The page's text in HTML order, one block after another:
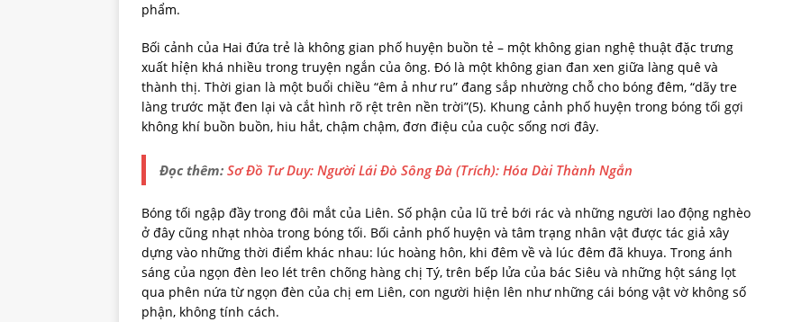
phẩm.
Bối cảnh của Hai đứa trẻ là không gian phố huyện buồn tẻ – một không gian nghệ thuật đặc trưng
xuất hỉện khá nhiều trong truyện ngắn của ông. Đó là một không gian đan xen giữa làng quê và
thành thị. Thời gian là một buổi chiều “êm ả như ru” đang sắp nhường chỗ cho bóng đêm, “dãy tre
làng trước mặt đen lại và cắt hình rõ rệt trên nền trời”(5). Khung cảnh phố huyện trong bóng tối gợi
không khí buồn buồn, hiu hắt, chậm chậm, đơn điệu của cuộc sống nơi đây.
Đọc thêm: Sơ Đồ Tư Duy: Người Lái Đò Sông Đà (Trích): Hóa Dài Thành Ngắn
Bóng tối ngập đầy trong đôi mắt của Liên. Số phận của lũ trẻ bới rác và những người lao động nghèo
ở đây cũng nhạt nhòa trong bóng tối. Bối cảnh phố huyện và tâm trạng nhân vật được tác giả xây
dựng vào những thời điểm khác nhau: lúc hoàng hôn, khi đêm về và lúc đêm đã khuya. Trong ánh
sáng của ngọn đèn leo lét trên chõng hàng chị Tý, trên bếp lửa của bác Siêu và những hột sáng lọt
qua phên nứa từ ngọn đèn của chị em Liên, con người hiện lên như những cái bóng vật vờ không số
phận, không tính cách.